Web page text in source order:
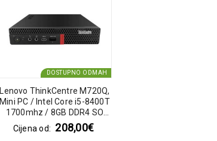
DOSTUPNO ODMAH
Lenovo ThinkCentre M720Q,
Mini PC / Intel Core i5-8400T
1700mhz / 8GB DDR4 SO
DIMM / 256GB SSD / No optic
/ Lenovo 90watt 20V / 4.5a
Cijena od: 208,00€